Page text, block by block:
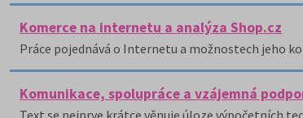
Komerce na internetu a analýza Shop.cz
Práce pojednává o Internetu a možnostech jeho
Komunikace, spolupráce a vzájemná
Text se nejprve krátce věnuje úloze výpočetních